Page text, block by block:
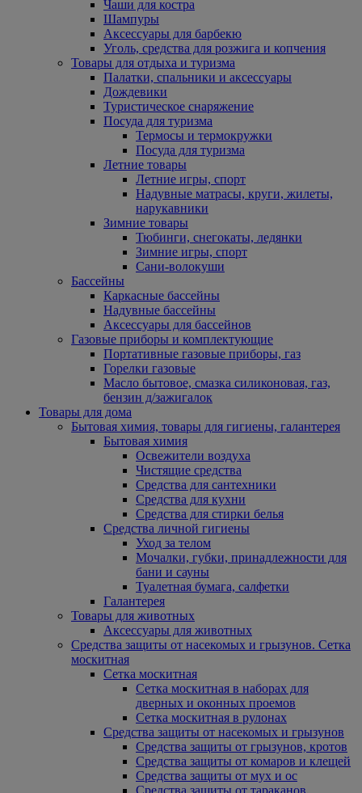
Чаши для костра
Шампуры
Аксессуары для барбекю
Уголь, средства для розжига и копчения
Товары для отдыха и туризма
Палатки, спальники и аксессуары
Дождевики
Туристическое снаряжение
Посуда для туризма
Термосы и термокружки
Посуда для туризма
Летние товары
Летние игры, спорт
Надувные матрасы, круги, жилеты,
нарукавники
Зимние товары
Тюбинги, снегокаты, ледянки
Зимние игры, спорт
Сани-волокуши
Бассейны
Каркасные бассейны
Надувные бассейны
Аксессуары для бассейнов
Газовые приборы и комплектующие
Портативные газовые приборы, газ
Горелки газовые
Масло бытовое, смазка силиконовая, газ,
бензин д/зажигалок
Товары для дома
Бытовая химия, товары для гигиены, галантерея
Бытовая химия
Освежители воздуха
Чистящие средства
Средства для сантехники
Средства для кухни
Средства для стирки белья
Средства личной гигиены
Уход за телом
Мочалки, губки, принадлежности для
бани и сауны
Туалетная бумага, салфетки
Галантерея
Товары для животных
Аксессуары для животных
Средства защиты от насекомых и грызунов. Сетка
москитная
Сетка москитная
Сетка москитная в наборах для
дверных и оконных проемов
Сетка москитная в рулонах
Средства защиты от насекомых и грызунов
Средства защиты от грызунов, кротов
Средства защиты от комаров и клещей
Средства защиты от мух и ос
Средства защиты от тараканов,